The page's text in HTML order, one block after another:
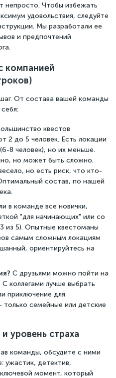
непросто. Чтобы избежать
удовольствия, следуйте
Мы разработали ее
и предпочтений
компанией
От состава вашей команды
квестов
2 до 5 человек. Есть локации
8 человек), но их меньше.
но может быть сложно.
но есть риск, что кто-
состав, по нашей
в команде все новички,
"для начинающих" или со
из 5). Опытные квестоманы
самым сложным локациям
ориентируйтесь на
С друзьями можно пойти на
коллегами лучше выбрать
приключение для
семейные или детские
уровень страха
команды, обсудите с ними
ужастик, детектив,
момент, который